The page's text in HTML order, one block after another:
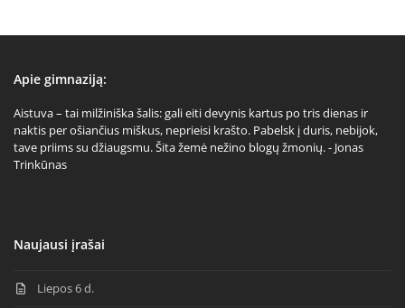
Apie gimnaziją:
Aistuva – tai milžiniška šalis: gali eiti devynis kartus po tris dienas ir
naktis per ošiančius miškus, neprieisi krašto. Pabelsk į duris, nebijok,
tave priims su džiaugsmu. Šita žemė nežino blogų žmonių. - Jonas
Trinkūnas
Naujausi įrašai
Liepos 6 d.